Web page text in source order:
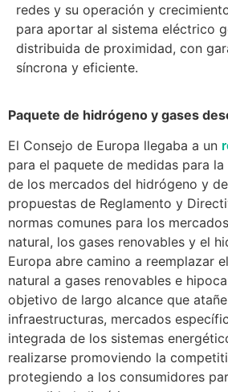
redes y su operación y
para aportar al sistema eléctrico
distribuida de proximidad, con
síncrona y eficiente.
Paquete de hidrógeno y gases
El Consejo de Europa llegaba a un
para el paquete de medidas para
de los mercados del hidrógeno y
propuestas de Reglamento y
normas comunes para los
natural, los gases renovables y el
Europa abre camino a reemplazar
natural a gases renovables e
objetivo de largo alcance que
infraestructuras, mercados
integrada de los sistemas
realizarse promoviendo la
protegiendo a los consumidores